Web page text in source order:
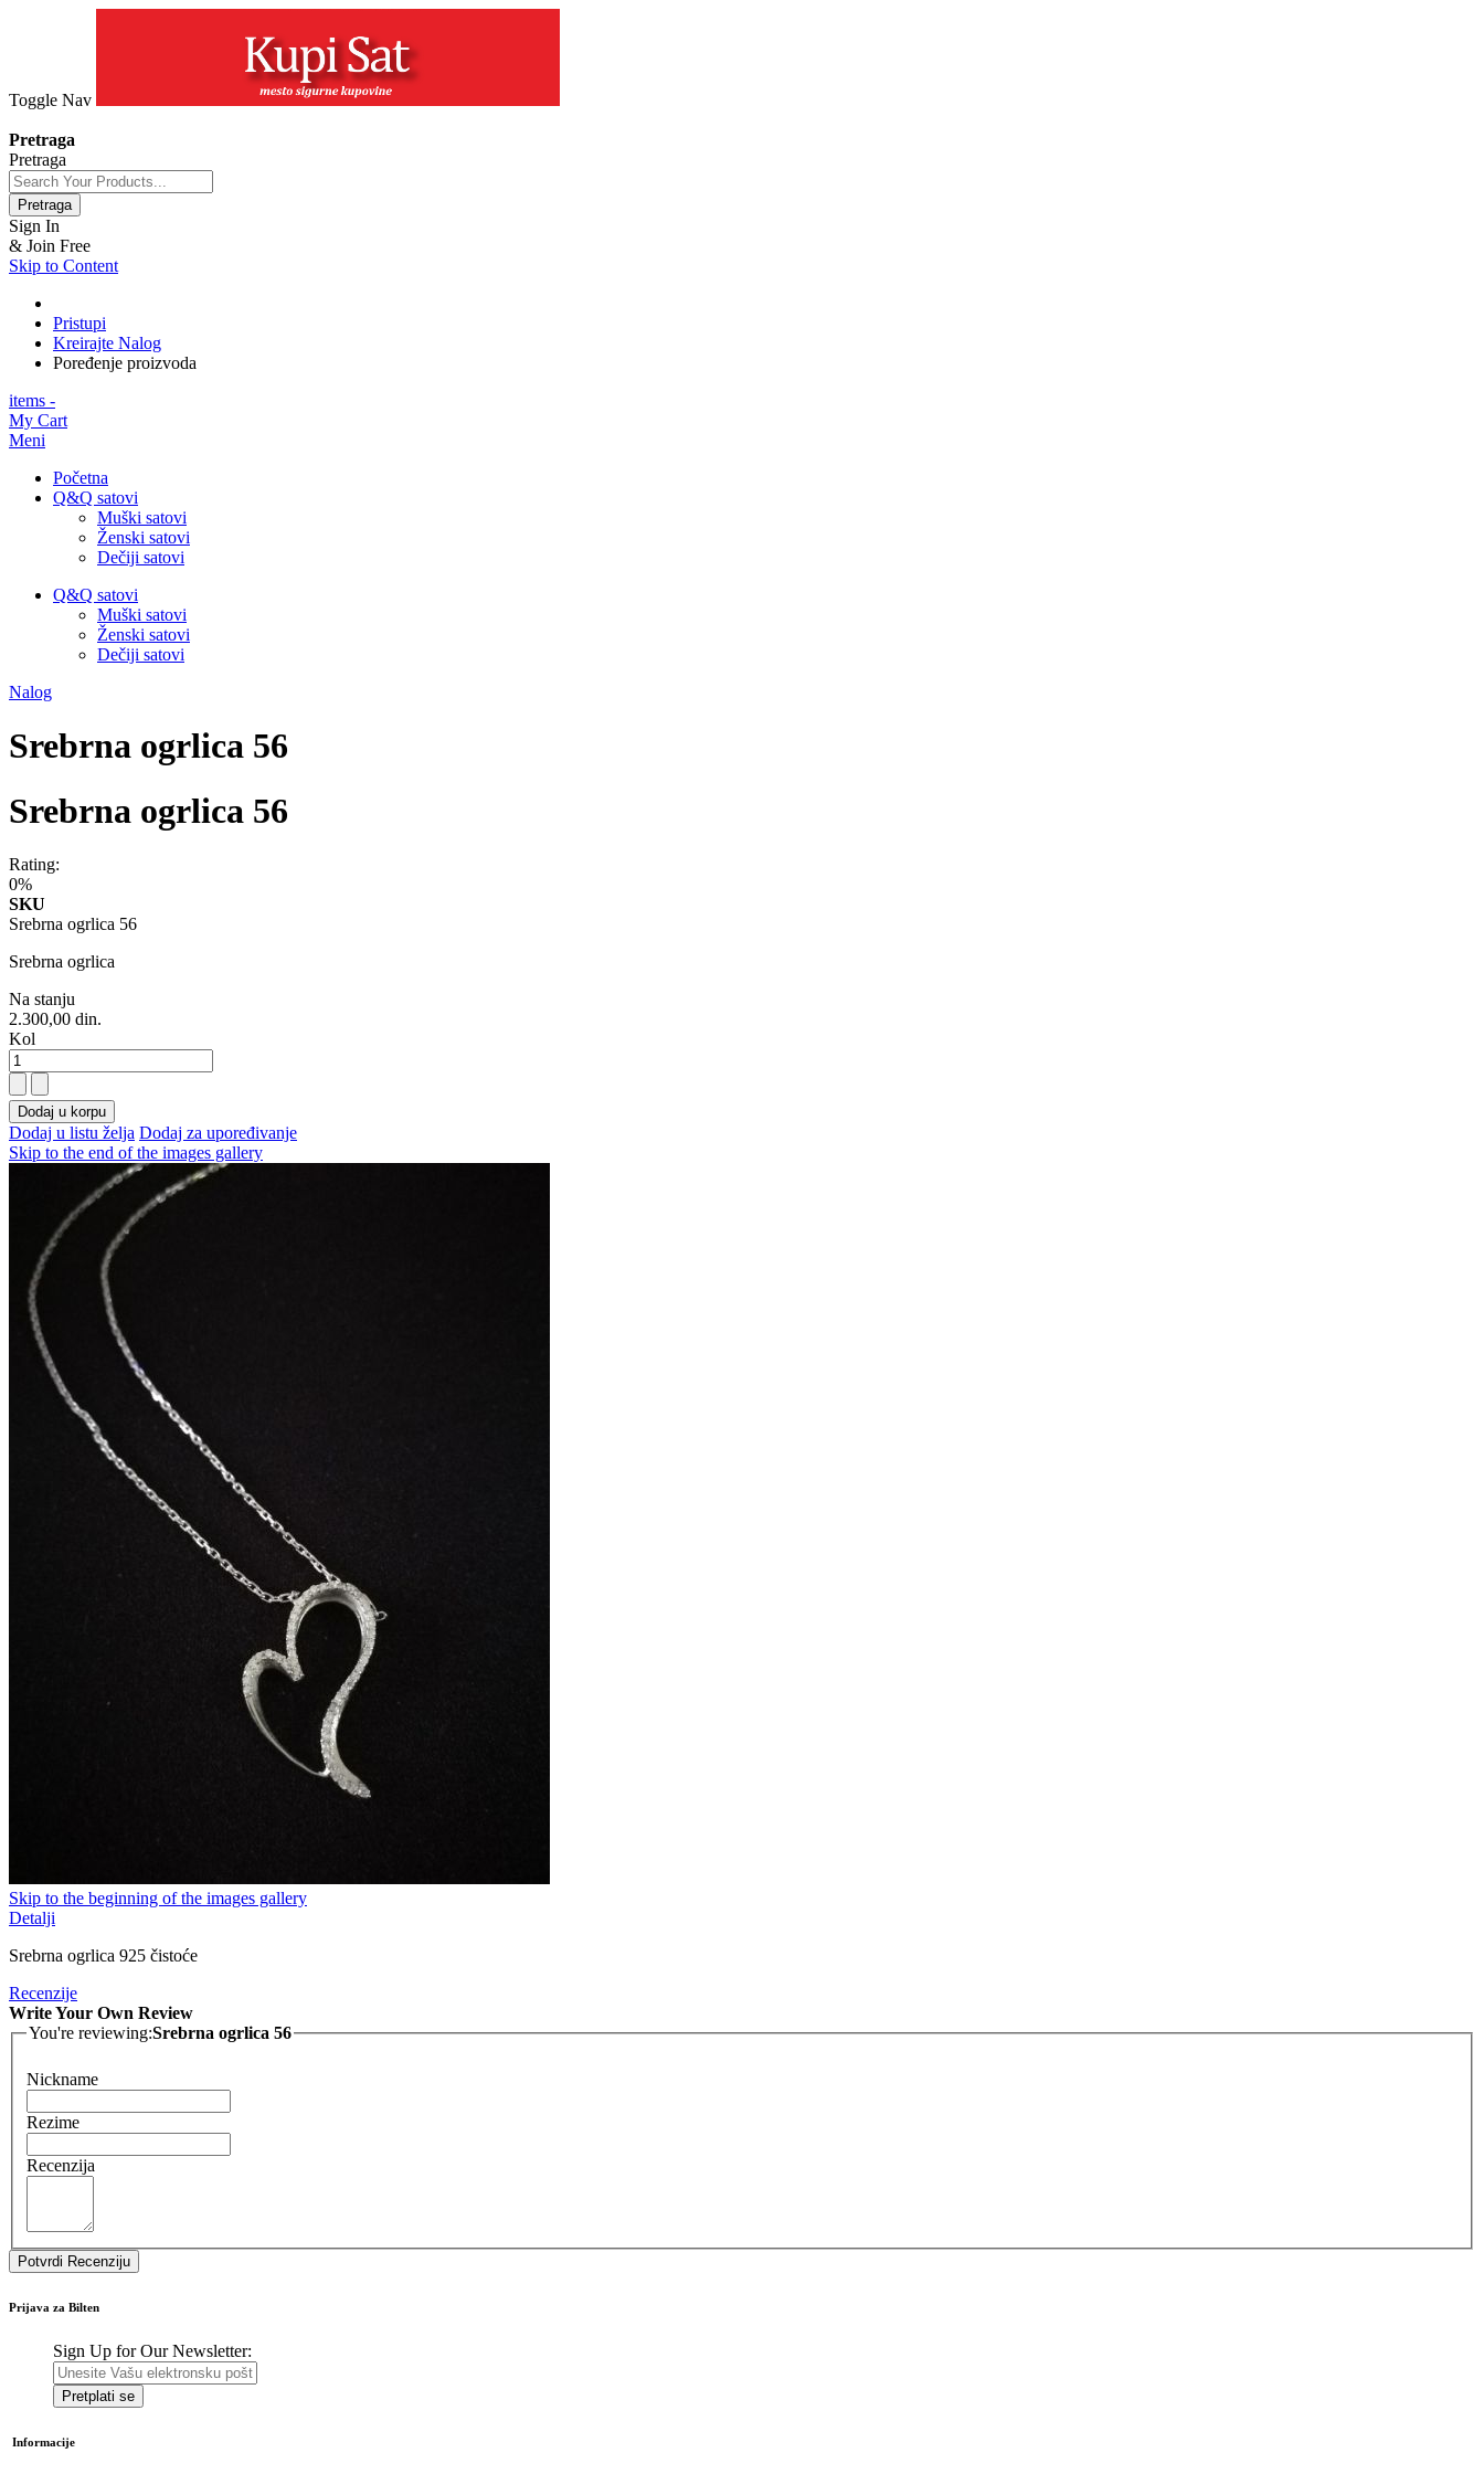
Toggle Nav
Pretraga
Pretraga
Pretraga
Sign In
& Join Free
Skip to Content
Pristupi
Kreirajte Nalog
Poređenje proizvoda
items -
My Cart
Meni
Početna
Q&Q satovi
Muški satovi
Ženski satovi
Dečiji satovi
Q&Q satovi
Muški satovi
Ženski satovi
Dečiji satovi
Nalog
Srebrna ogrlica 56
Srebrna ogrlica 56
Rating:
0%
SKU
Srebrna ogrlica 56
Srebrna ogrlica
Na stanju
2.300,00 din.
Kol
Dodaj u korpu
Dodaj u listu želja Dodaj za upoređivanje
Skip to the end of the images gallery
Skip to the beginning of the images gallery
Detalji
Srebrna ogrlica 925 čistoće
Recenzije
Write Your Own Review
You're reviewing:Srebrna ogrlica 56
Nickname
Rezime
Recenzija
Potvrdi Recenziju
Prijava za Bilten
Sign Up for Our Newsletter:
Pretplati se
Informacije